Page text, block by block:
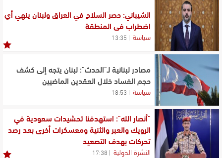
الشيباني: حصر السلاح في العراق ولبنان ينهي أي
اضطراب في المنطقة
سياسة 13:35
مصادر لبنانية لـ"الحدث": لبنان يتجه إلى كشف
حجم الفساد خلال العقدين الماضيين
سياسة 18:53
"أنصار الله": استهدفنا تحشيدات سعودية في
الرويك والعبر والثنية ومعسكرات أخرى بعد رصد
تحركات بهدف التصعيد
النشرة الدولية 17:38